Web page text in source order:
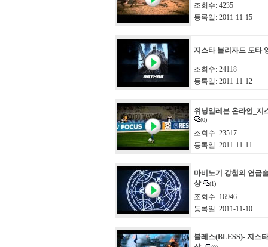
조회수: 4235
등록일: 2011-11-15
지스타 블리자드 도타
조회수: 24118
등록일: 2011-11-12
위닝일레븐 온라인_지
(0)
조회수: 23517
등록일: 2011-11-11
마비노기 강철의 연금
상
(1)
조회수: 16946
등록일: 2011-11-10
블레스(BLESS)- 지스